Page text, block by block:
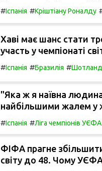
#Іспанія #Кріштіану Роналду
Хаві має шанс стати
участь у чемпіонаті
#Іспанія #Бразилія #
"Яка ж я наївна
найбільшими жалем у
#Іспанія #Ліга чемпіонів УЄФА
ФІФА прагне
світу до 48. Чому